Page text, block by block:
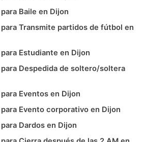
Baile en Dijon
Transmite partidos de fútbol en
Estudiante en Dijon
Despedida de soltero/soltera
Eventos en Dijon
Evento corporativo en Dijon
Dardos en Dijon